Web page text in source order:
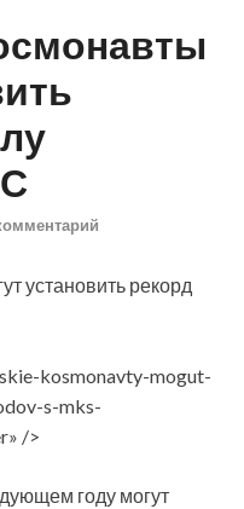
kosmonavty-mogut-
s-mks-
/>
году могут